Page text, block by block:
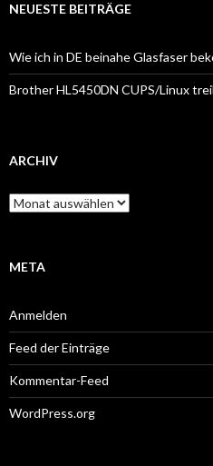
NEUESTE BEITRÄGE
Wie ich in DE beinahe Glasfaser
Brother HL5450DN CUPS/Linux
ARCHIV
Archiv
META
Anmelden
Feed der Einträge
Kommentar-Feed
WordPress.org